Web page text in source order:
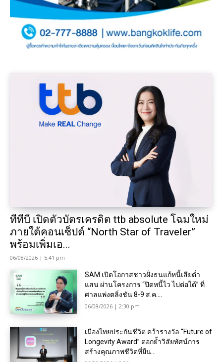
ทีทีบี เปิดตัวบัตรเครดิต ttb absolute โฉมใหม่
ภายใต้คอนเซ็ปต์ “North Star of Traveler”
พร้อมเพิ่มเอ...
06/08/2026 | 5:41 pm
SAM เปิดโอกาสชาวฝั่งธนแก้หนี้เสียต่ำ
แสน ผ่านโครงการ “ปิดหนี้ไว ไปต่อได้” ที่
ศาลแพ่งตลิ่งชัน 8-9 ส.ค....
06/08/2026 | 2:30 pm
เมืองไทยประกันชีวิต คว้ารางวัล “Future of
Longevity Award” ตอกย้ำวิสัยทัศน์การ
สร้างคุณภาพชีวิตที่ยืน...